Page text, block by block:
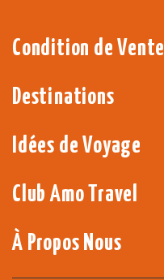
Condition de Vente
Destinations
Idées de Voyage
Club Amo Travel
À Propos Nous